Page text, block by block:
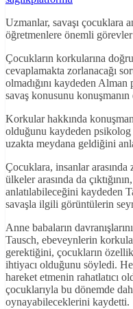
Uzmanlar, savaşı çocuklara
öğretmenlere önemli
Çocukların korkularına
cevaplamakta zorlanacağı
olmadığını kaydeden
savaş konusunu
Korkular hakkında
olduğunu kaydeden psikolog
uzakta meydana geldiğini
Çocuklara, insanlar arasında
ülkeler arasında da
anlatılabileceğini kaydeden
savaşla ilgili görüntülerin
Anne babaların
Tausch, ebeveynlerin
gerektiğini, çocukların
ihtiyacı olduğunu söyledi.
hareket etmenin rahatlatıcı
çocuklarıyla bu dönemde
oynayabileceklerini kaydetti.